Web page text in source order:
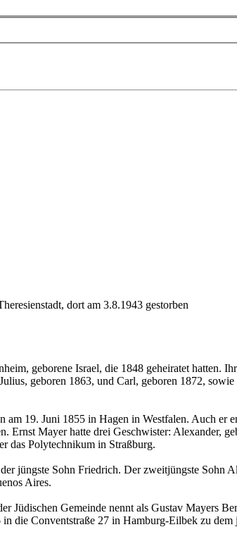
dort am 3.8.1943 gestorben
geborene Israel, die 1848 geheiratet hatten.
geboren 1863, und Carl, geboren 1872,
19. Juni 1855 in Hagen in Westfalen. Auch er
Mayer hatte drei Geschwister: Alexander,
das Polytechnikum in Straßburg.
jüngste Sohn Friedrich. Der zweitjüngste Sohn
Aires.
Jüdischen Gemeinde nennt als Gustav Mayers
die Conventstraße 27 in Hamburg-Eilbek zu